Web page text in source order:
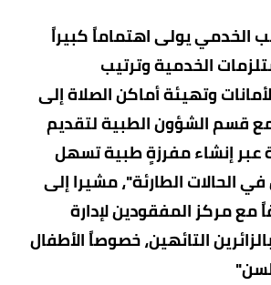
الخدمي يولى اهتماماً كبيراً
الخدمية وترتيب
وتهيئة أماكن الصلاة إلى
قسم الشؤون الطبية لتقديم
عبر إنشاء مفرزةٍ طبية تسهل
الحالات الطارئة"، مشيرا إلى
مع مركز المفقودين لإدارة
التائهين، خصوصاً الأطفال